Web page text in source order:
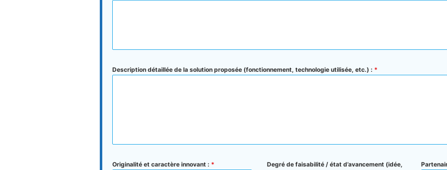
Description détaillée de la solution proposée (fonctionnement, technologie utilisée, etc.) : *
Originalité et caractère innovant : *
Degré de faisabilité / état d’avancement (idée,